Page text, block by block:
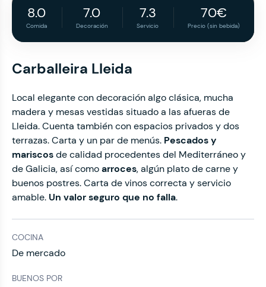
8.0
Comida
7.0
Decoración
7.3
Servicio
70€
Precio (sin bebida)
Carballeira Lleida
Local elegante con decoración algo clásica, mucha
madera y mesas vestidas situado a las afueras de
Lleida.Cuenta también con espacios privados y dos
terrazas. Carta y un par de menús. Pescados y
mariscosde calidad procedentes del Mediterráneo y
de Galicia, así comoarroces, algún plato de carne y
buenos postres. Carta de vinos correcta y servicio
amable. Un valor seguro que no falla.
COCINA
De mercado
BUENOS POR